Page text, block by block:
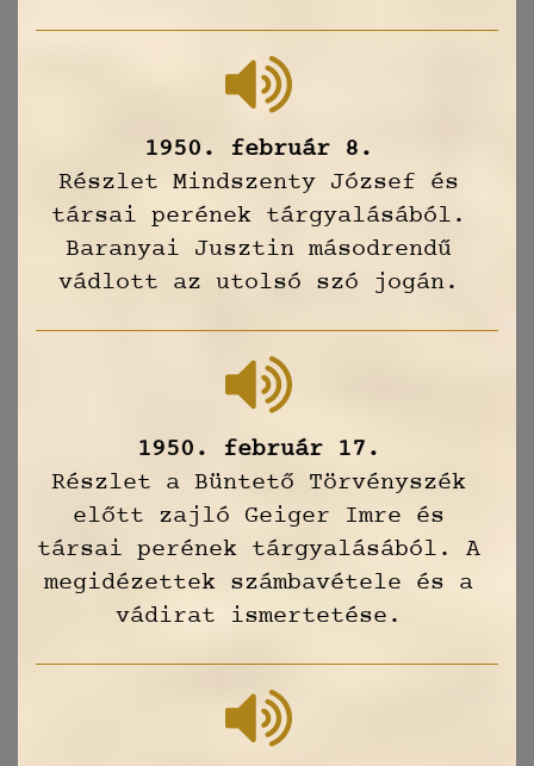
1950. február 8.
Részlet Mindszenty József és
társai perének tárgyalásából.
Baranyai Jusztin másodrendű
vádlott az utolsó szó jogán.
1950. február 17.
Részlet a Büntető Törvényszék
előtt zajló Geiger Imre és
társai perének tárgyalásából. A
megidézettek számbavétele és a
vádirat ismertetése.